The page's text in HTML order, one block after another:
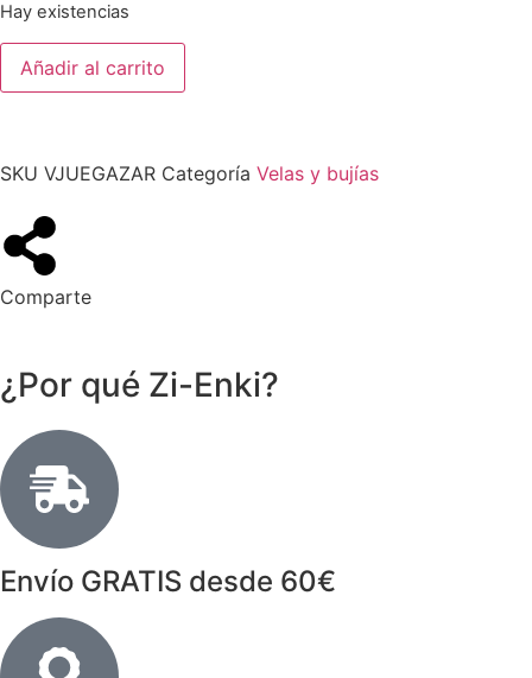
Hay existencias
Añadir al carrito
SKU VJUEGAZAR Categoría Velas y bujías
Comparte
¿Por qué Zi-Enki?
Envío GRATIS desde 60€